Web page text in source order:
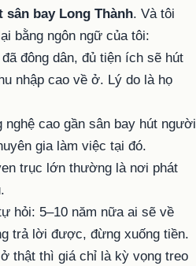
sân bay Long Thành. Và tôi
bằng ngôn ngữ của tôi:
đông dân, đủ tiện ích sẽ hút
nhập cao về ở. Lý do là họ
nghệ cao gần sân bay hút người
gia làm việc tại đó.
trục lớn thường là nơi phát
hỏi: 5–10 năm nữa ai sẽ về
trả lời được, đừng xuống tiền.
thật thì giá chỉ là kỳ vọng treo